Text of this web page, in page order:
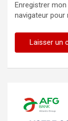
Enregistrer
navigateur